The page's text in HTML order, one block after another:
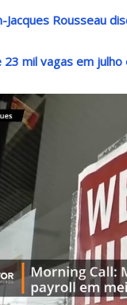
Jacques Rousseau
mil vagas em